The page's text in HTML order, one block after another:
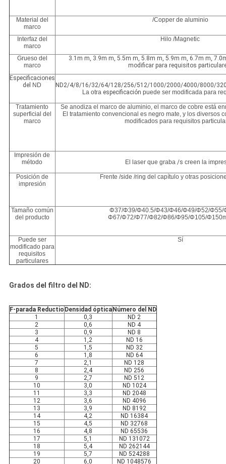
Material del
marco
/Copper de aluminio
Interfaz del
marco
Hilo /Magnetic
Grueso del
marco
3.1m m, 3.9m m, 5.5m m, 5.8m m, 5.9m m, 6.7m m,
modificar para requisitos
Especificaciones
del ND
ND2/4/8/16/32/64/128/256/512/1000/2000/4000/8000/
La otraespecificación puede ser modificada para
Tratamiento
superficial del
marco
Se anodiza el marco de aluminio, el marco de cobre está
El tratamiento convencional es negro mate, y los diversos
modificados para requisitos
Impresión de
método
El laser que graba/s creen la
Posición de
impresión
Frente /side /ring del capítulo y otras
Tamaño común
del producto
Φ37/Φ39/Φ40.5/Φ43/Φ46/Φ49/Φ52/Φ55/
Φ67/Φ72/Φ77/Φ82/Φ86/Φ95/Φ105/
Puede ser
modificado para
requisitos
particulares
Sí
Grados del filtro del ND:
F-parada Reductio Densidad óptica Número del ND
1
0,3
ND 2
2
0,6
ND 4
3
0,9
ND 8
4
1,2
ND 16
5
1,5
ND 32
6
1,8
ND 64
7
2,1
ND 128
8
2,4
ND 256
9
2,7
ND 512
10
3,0
ND 1024
11
3,3
ND 2048
12
3,6
ND 4096
13
3,9
ND 8192
14
4,2
ND 16384
15
4,5
ND 32768
16
4,8
ND 65536
17
5,1
ND 131072
18
5,4
ND 262144
19
5,7
ND 524288
20
6,0 ND 1048576